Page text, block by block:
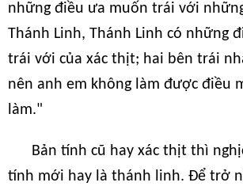
những điều ưa muốn trái với
Thánh Linh, Thánh Linh có những
trái với của xác thịt; hai bên trái
nên anh em không làm được điều
làm."
Bản tính cũ hay xác thịt thì
tính mới hay là thánh linh. Để trở